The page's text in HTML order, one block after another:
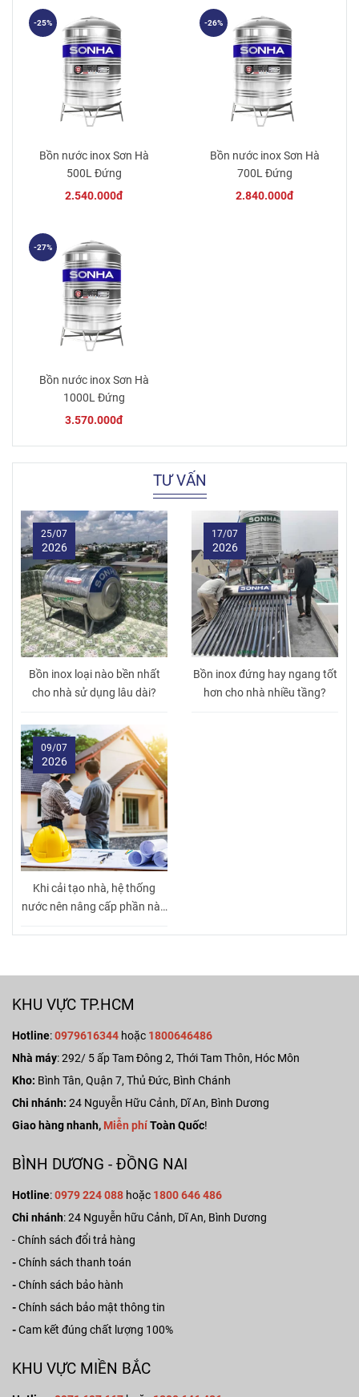
Bồn nước inox Sơn Hà
500L Đứng
2.540.000đ
-25%
Bồn nước inox Sơn Hà
700L Đứng
2.840.000đ
-26%
Bồn nước inox Sơn Hà
1000L Đứng
3.570.000đ
-27%
TƯ VẤN
Bồn inox loại nào bền nhất
cho nhà sử dụng lâu dài?
25/07
2026
Bồn inox đứng hay ngang tốt
hơn cho nhà nhiều tầng?
17/07
2026
Khi cải tạo nhà, hệ thống
nước nên nâng cấp phần nào
09/07
2026
KHU VỰC TP.HCM
Hotline:0979616344 hoặc 1800646486
Nhà máy:292/ 5 ấp Tam Đông 2, Thới Tam Thôn, Hóc Môn
Kho: Bình Tân, Quận 7, Thủ Đức, Bình Chánh
Chi nhánh: 24 Nguyễn Hữu Cảnh, Dĩ An, Bình Dương
Giao hàng nhanh, Miễn phíToàn Quốc!
BÌNH DƯƠNG - ĐỒNG NAI
Hotline:0979 224 088 hoặc 1800 646 486
Chi nhánh: 24 Nguyễn hữu Cảnh, Dĩ An, Bình Dương
-Chính sách đổi trả hàng
-Chính sách thanh toán
-Chính sách bảo hành
-Chính sách bảo mật thông tin
-Cam kết đúng chất lượng 100%
KHU VỰC MIỀN BẮC